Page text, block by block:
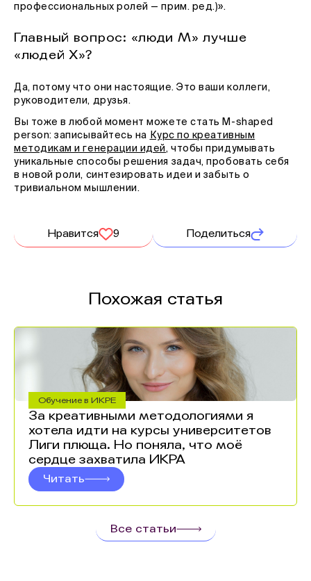
профессиональных ролей — прим. ред.)».
Главный вопрос: «люди М» лучше
«людей Х»?
Да, потому что они настоящие. Это ваши коллеги,
руководители, друзья.
Вы тоже в любой момент можете стать M-shaped
person: записывайтесь на Курс по креативным
методикам и генерации идей, чтобы придумывать
уникальные способы решения задач, пробовать себя
в новой роли, синтезировать идеи и забыть о
тривиальном мышлении.
Нравится 9 Поделиться
Похожая статья
Обучение в ИКРЕ
За креативными методологиями я
хотела идти на курсы университетов
Лиги плюща. Но поняла, что моё
сердце захватила ИКРА
Читать
Все статьи